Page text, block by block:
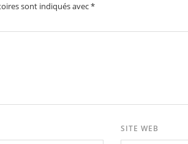
sont indiqués avec*
SITE WEB